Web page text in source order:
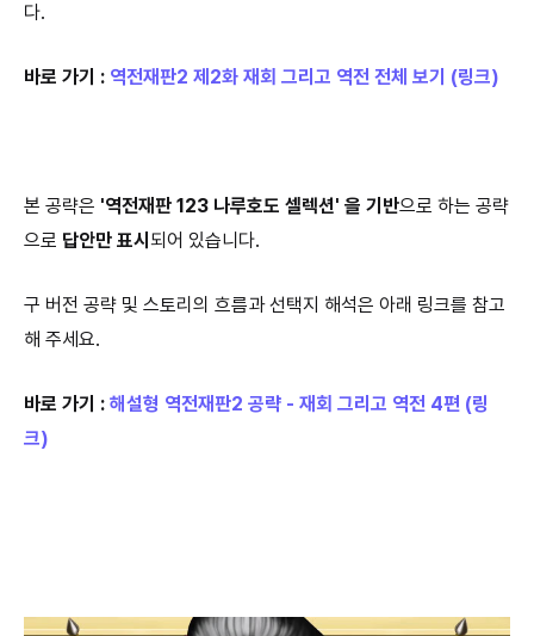
다.
바로 가기 : 역전재판2 제2화 재회 그리고 역전 전체 보기 (링크)
본 공략은 '역전재판 123 나루호도 셀렉션' 을 기반으로 하는 공략
으로 답안만 표시 되어 있습니다.
구 버전 공략 및 스토리의 흐름과 선택지 해석은 아래 링크를 참고
해 주세요.
바로 가기 : 해설형 역전재판2 공략 - 재회 그리고 역전 4편 (링
크)